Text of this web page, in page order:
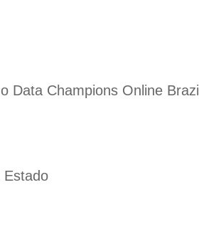
Data Champions Online Brazil
Estado